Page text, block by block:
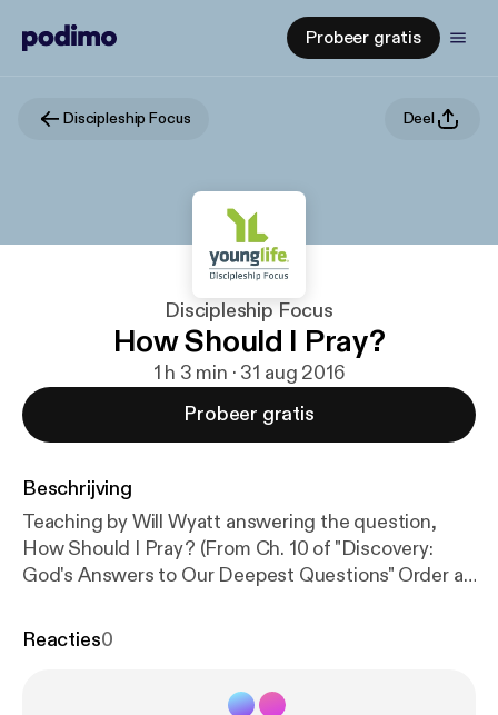
Probeer gratis
Discipleship Focus Deel
Discipleship Focus
How Should I Pray?
1 h 3 min · 31 aug 2016
Probeer gratis
Beschrijving
Teaching by Will Wyatt answering the question,
How Should I Pray? (From Ch. 10 of "Discovery:
God's Answers to Our Deepest Questions" Order at
Reacties0